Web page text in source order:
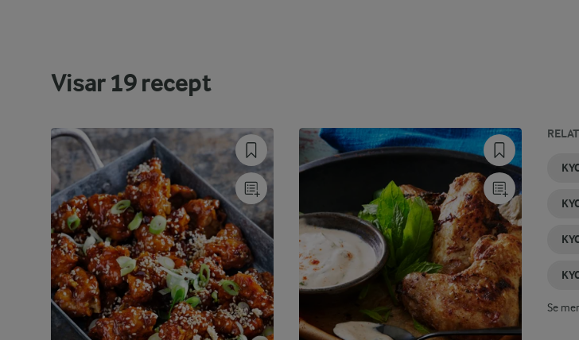
Visar19recept
FRITERAD
KYCKLING
GRILLA
KYCKLING
KYCKLINGPASTA
KYCKLINGPAJ
KYCKLING
MED
CURRY
PANERAD
KYCKLING
Se mer